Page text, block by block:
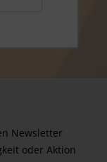
Newsletter
oder Aktion